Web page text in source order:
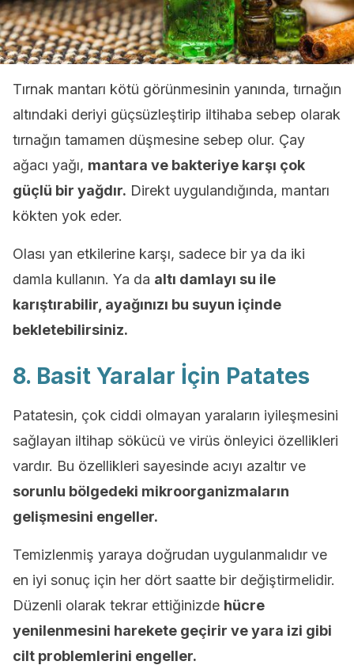
Tırnak mantarı kötü görünmesinin yanında, tırnağın
altındaki deriyi güçsüzleştirip iltihaba sebep olarak
tırnağın tamamen düşmesine sebep olur. Çay
ağacı yağı, mantara ve bakteriye karşı çok
güçlü bir yağdır. Direkt uygulandığında, mantarı
kökten yok eder.
Olası yan etkilerine karşı, sadece bir ya da iki
damla kullanın. Ya da altı damlayı su ile
karıştırabilir, ayağınızı bu suyun içinde
bekletebilirsiniz.
8. Basit Yaralar İçin Patates
Patatesin, çok ciddi olmayan yaraların iyileşmesini
sağlayan iltihap sökücü ve virüs önleyici özellikleri
vardır. Bu özellikleri sayesinde acıyı azaltır ve
sorunlu bölgedeki mikroorganizmaların
gelişmesini engeller.
Temizlenmiş yaraya doğrudan uygulanmalıdır ve
en iyi sonuç için her dört saatte bir değiştirmelidir.
Düzenli olarak tekrar ettiğinizde hücre
yenilenmesini harekete geçirir ve yara izi gibi
cilt problemlerini engeller.